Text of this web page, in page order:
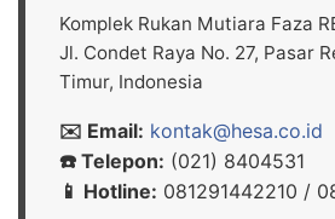
Komplek Rukan Mutiara Faza
Jl. Condet Raya No. 27, Pasar
Timur, Indonesia
✉️ Email: kontak@hesa.co.id
☎️ Telepon: (021) 8404531
📱 Hotline: 081291442210 /